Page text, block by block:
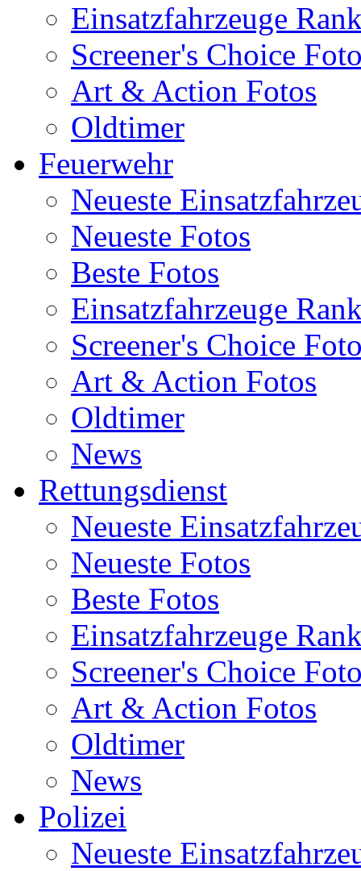
Einsatzfahrzeuge
Screener's Choice
Art & Action Fotos
Oldtimer
Feuerwehr
Neueste
Neueste Fotos
Beste Fotos
Einsatzfahrzeuge
Screener's Choice
Art & Action Fotos
Oldtimer
News
Rettungsdienst
Neueste
Neueste Fotos
Beste Fotos
Einsatzfahrzeuge
Screener's Choice
Art & Action Fotos
Oldtimer
News
Polizei
Neueste